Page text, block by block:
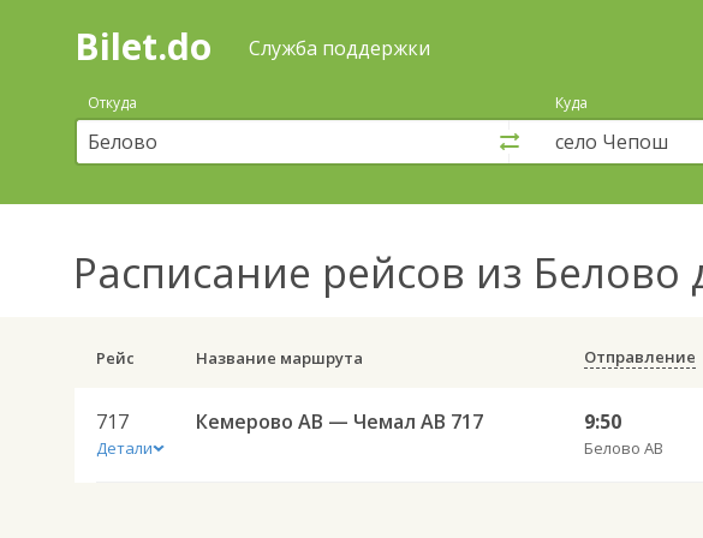
Поиск
покупка
билетов
автобус
онлайн
Bilet.do Служба поддержки
Откуда Куда
Расписание рейсов из Белово
Рейс Название маршрута Отправление
717
Детали
Кемерово АВ — Чемал АВ 717 9:50
Белово АВ